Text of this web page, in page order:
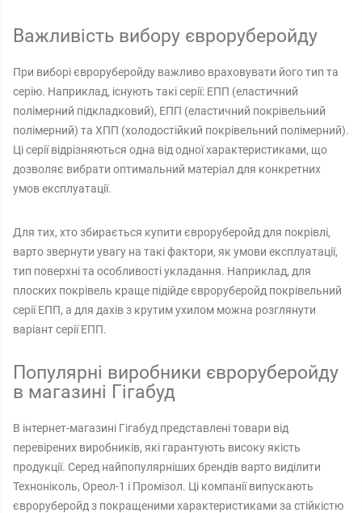
Важливість вибору євроруберойду
При виборі євроруберойду важливо враховувати його тип та
серію. Наприклад, існують такі серії: ЕПП (еластичний
полімерний підкладковий), ЕПП (еластичний покрівельний
полімерний) та ХПП (холодостійкий покрівельний полімерний).
Ці серії відрізняються одна від одної характеристиками, що
дозволяє вибрати оптимальний матеріал для конкретних
умов експлуатації.
Для тих, хто збирається купити євроруберойд для покрівлі,
варто звернути увагу на такі фактори, як умови експлуатації,
тип поверхні та особливості укладання. Наприклад, для
плоских покрівель краще підійде євроруберойд покрівельний
серії ЕПП, а для дахів з крутим ухилом можна розглянути
варіант серії ЕПП.
Популярні виробники євроруберойду
в магазині Гігабуд
В інтернет-магазині Гігабуд представлені товари від
перевірених виробників, які гарантують високу якість
продукції. Серед найпопулярніших брендів варто виділити
Техноніколь, Ореол-1 і Промізол. Ці компанії випускають
євроруберойд з покращеними характеристиками за стійкістю